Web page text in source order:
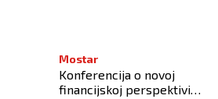
Mostar
Konferencija o novoj
financijskoj perspektivi